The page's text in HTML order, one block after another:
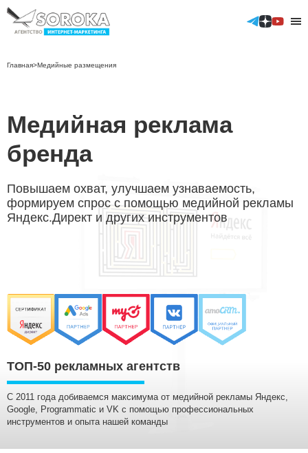
Аудит контекстной рекламы
Таргетированные размещения
Телеграм
ВКонтакте
Аудит таргетированной рекламы
GEO продвижение сайтов
SEO продвижение
Продвижение в Яндекс
Продвижение в Google
Продвижение мобильных приложений (ASO)
Реклама мобильных приложений
Медийные размещения
Разработка Digital стратегии
Комплексная веб-аналитика
SMM продвижение
SMM Телеграм
SMM ВКонтакте
Programmatic реклама
Главная>Медийные размещения
Медийная реклама
бренда
Повышаем охват, улучшаем узнаваемость,
формируем спрос с помощью медийной рекламы
Яндекс.Директ и других инструментов
ТОП-50 рекламных агентств
С 2011 года добиваемся максимума от медийной рекламы Яндекс,
Google, Programmatic и VK с помощью профессиональных
инструментов и опыта нашей команды